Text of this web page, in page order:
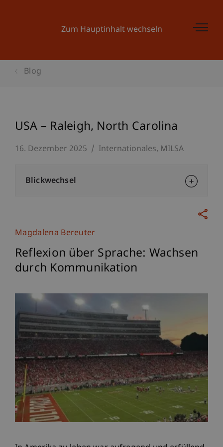
Zum Hauptinhalt wechseln
Blog
USA – Raleigh, North Carolina
16. Dezember 2025 Internationales MILSA
Magdalena Bereuter
Reflexion über Sprache: Wachsen
durch Kommunikation
Blickwechsel